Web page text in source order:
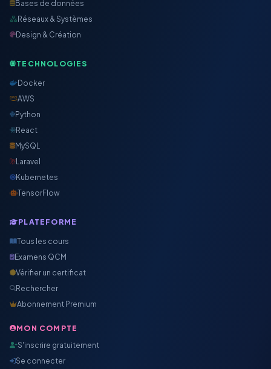
Bases de données
Réseaux & Systèmes
Design & Création
TECHNOLOGIES
Docker
AWS
Python
React
MySQL
Laravel
Kubernetes
TensorFlow
PLATEFORME
Tous les cours
Examens QCM
Vérifier un certificat
Rechercher
Abonnement Premium
MON COMPTE
S'inscrire gratuitement
Se connecter